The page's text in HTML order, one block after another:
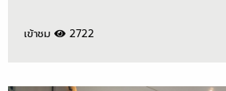
เข้าชม 2722